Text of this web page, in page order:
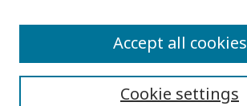
Cookie settings
Accept all cookies